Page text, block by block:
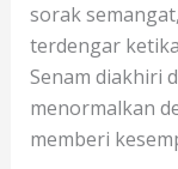
sorak
terdengar
Senam diakhiri
menormalkan
memberi